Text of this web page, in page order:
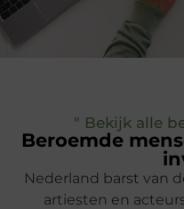
" Bekijk alle
Beroemde
Nederland barst van
artiesten en